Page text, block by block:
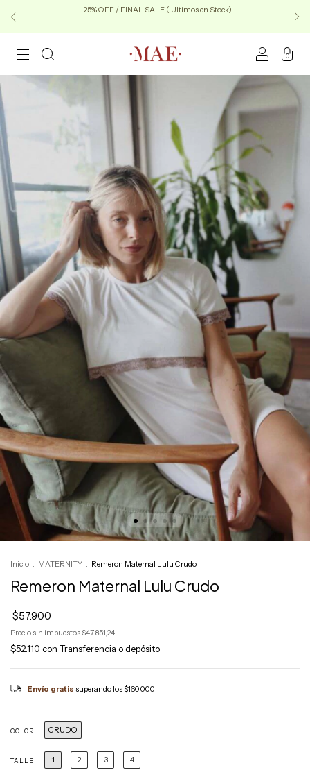
- 25% OFF / FINAL SALE ( Ultimos en Stock)
0
Inicio . MATERNITY . Remeron Maternal Lulu Crudo
Remeron Maternal Lulu Crudo
$57.900
Precio sin impuestos $47.851,24
$52.110 con Transferencia o depósito
Envío gratis superando los$160.000
COLOR CRUDO
TALLE 1 2 3 4